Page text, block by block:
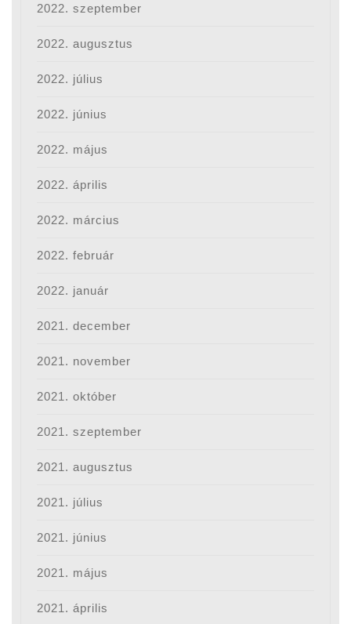
2022. szeptember
2022. augusztus
2022. július
2022. június
2022. május
2022. április
2022. március
2022. február
2022. január
2021. december
2021. november
2021. október
2021. szeptember
2021. augusztus
2021. július
2021. június
2021. május
2021. április